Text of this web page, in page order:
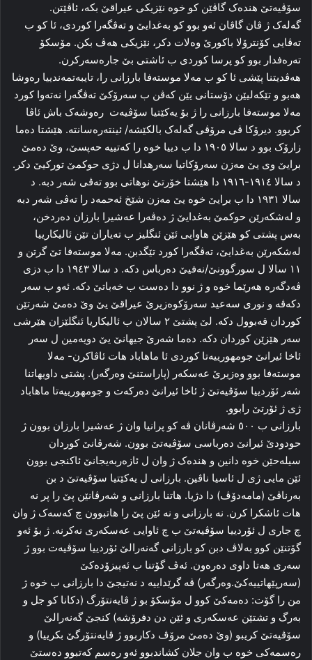
سۆڤیه‌تێ هنده‌ک گاڤێن کو خوە نێزیكی عیراقێ بکە، ئاڤێتن.
گه‌له‌ک ژ ڤان گاڤان ئه‌و بوو کو بەغدایێ و ته‌ڤگه‌را کوردی، ئا کو ب
ته‌ڤایی کۆنترۆلا باکورێ وه‌لات دکر، نێزیكی هه‌ڤ بکن. مۆسکۆ
ته‌ره‌فدار بوو کو پرسا کوردی ب ئاشتی بێ جاره‌سه‌رکرن.
هه‌ڤدیتنا پێشی ئا کو ب مەلا‌ موسته‌فا بارزانی را، تا‌یبه‌تمه‌ندییا ره‌وشا
هه‌بو و تێكەلیێن دۆستانی یێن که‌ڤن ب سه‌رۆکێ ته‌ڤگه‌را نه‌ته‌وا کورد
مەلا‌ موسته‌فا بارزانی را‌ ژ بۆ یه‌کێتیا سۆڤیه‌ت ‌ ره‌وشه‌ک باش ئاڤا
کربوو. دیرۆکا ڤی مرۆڤی گه‌له‌ک بالكێشە/ ئینته‌ره‌سانته‌. هێشتا ده‌ما
زارۆک بوو د سالا ۱۹۰٥ دا‌ ب دییا خوه‌ را که‌تییه‌ حه‌پسێ، وێ ده‌مێ
برایێ وی یێ مه‌زن سه‌رۆکاتیا سه‌رهدانا ل دژی حوکمێ تورکیێ دکر.
د سالا ۱۹۱٤-۱۹۱٦ دا هێشتا خۆرتێ نوهاتی بوو ته‌ڤی شه‌ر دبه‌. د
سالا ۱۹۳۱ دا‌ ب برایێ خوه‌ یێ مه‌زن شێخ ئه‌حمه‌د را‌ ته‌ڤی شه‌ر دبه‌
و له‌شکه‌رێن حوکمێ بەغدایێ ژ ده‌ڤه‌را عه‌شیرا بارزان ده‌ردخن،
به‌س پشتی کو هێزێن هاوایی ئێن ئنگلیز ب ته‌یاران تێن ئالیکارییا
له‌شکه‌رێن بەغدایێ، ته‌ڤگه‌را کورد تێگدبن. مەلا‌ موسته‌فا تێ گرتن و
۱۱ سالا ل سورگوونێ/نەفیێ ده‌رباس دکه‌. د سالا ۱۹٤۳ دا ب دزی
ڤه‌دگه‌رە ھەرێما خوه‌ و ژ نوو دا‌ ده‌ست ب خه‌باتێ دکه‌. ئه‌و ب سه‌ر
دکه‌ڤه‌ و نوری سه‌عید سه‌رۆکوه‌زیرێ‌ عیراقێ یێ وێ ده‌مێ شه‌رتێن
کوردان قه‌بوول دکه‌. لێ پشتێ ۲ سالان ب ئالیکاریا ئنگلێزان ھێرشی
سه‌ر هێزێن کوردان دکه‌. ده‌ما شه‌رێ جیهانێ یێ دویه‌مین ل سه‌ر
ئاخا ئیرانێ جومهورییه‌تا کوردی ئا ماهاباد هات ئاڤاکرن- مەلا‌
موسته‌فا بوو وه‌زیرێ عه‌سکه‌ر (پاراستنێ وه‌رگه‌ر). پشتی داویهاتنا
شه‌ر ئۆردییا سۆڤیه‌تێ ژ ئاخا ئیرانێ‌ ده‌رکه‌ت و جومهورییه‌تا ماهاباد
ژی ژ ئۆرتێ رابوو.
بارزانی ب ٥۰۰ شه‌رڤانان ڤه‌ کو پرانیا وان ژ عه‌شیرا بارزان بوون ژ
حودودێ ئیرانێ ده‌رباسی سۆڤیه‌تێ بوون. شه‌رڤانێ کوردان
سیله‌حێن خوه‌ دانین و هنده‌ک ژ وان ل ئازه‌ربه‌یجانێ ئاكنجی بوون
ئێن مایی ژی ل ئاسیا ناڤین. بارزانی ل یه‌کێتیا سۆڤیه‌تێ د بن
به‌رناڤێ (مامه‌دۆڤ) دا دژیا. هاتنا بارزانی و شه‌رڤانێن پێ را پر نه‌
هات ئاشكرا‌ کرن. نه‌ بارزانی و نه‌ ئێن پێ را هاتبوون چ که‌سه‌ک ژ وان
چ جاری ل ئۆردییا سۆڤیه‌تێ ب چ ئاوایی عه‌سکه‌ری نه‌کرنه‌. ژ بۆ ئه‌و
گۆتنێن کوو به‌لاڤ دبن کو بارزانی گه‌نه‌رالێ ئۆردییا سۆڤیه‌ت بوو ژ
سه‌ری هه‌تا داوی ده‌ره‌ون. ئه‌ڤ گۆتنا ب ئه‌پیزۆده‌کێ
(سه‌رپێهاتییه‌کێ.وه‌رگه‌ر) ڤه‌ گرێداییه‌ د نه‌تیجێ دا بارزانی ب خوه‌ ژ
من را گۆت: ده‌مه‌کێ کوو ل مۆسکۆ بو ژ ڤایه‌نتۆرگ (دکانا کو جل و
بەرگ و تشتێن عه‌سکه‌ری و ئێن دن دفرۆشه‌) کنجێ گه‌نه‌رالێ
سۆڤیه‌تێ کریبو (وێ ده‌مێ‌ مرۆڤ دکاربوو ژ ڤایه‌نتۆرگێ بکرییا) و
ره‌سمه‌کی خوه‌ ب وان جلان کشاندبوو ئه‌و ره‌سم که‌تبوو ده‌ستێ